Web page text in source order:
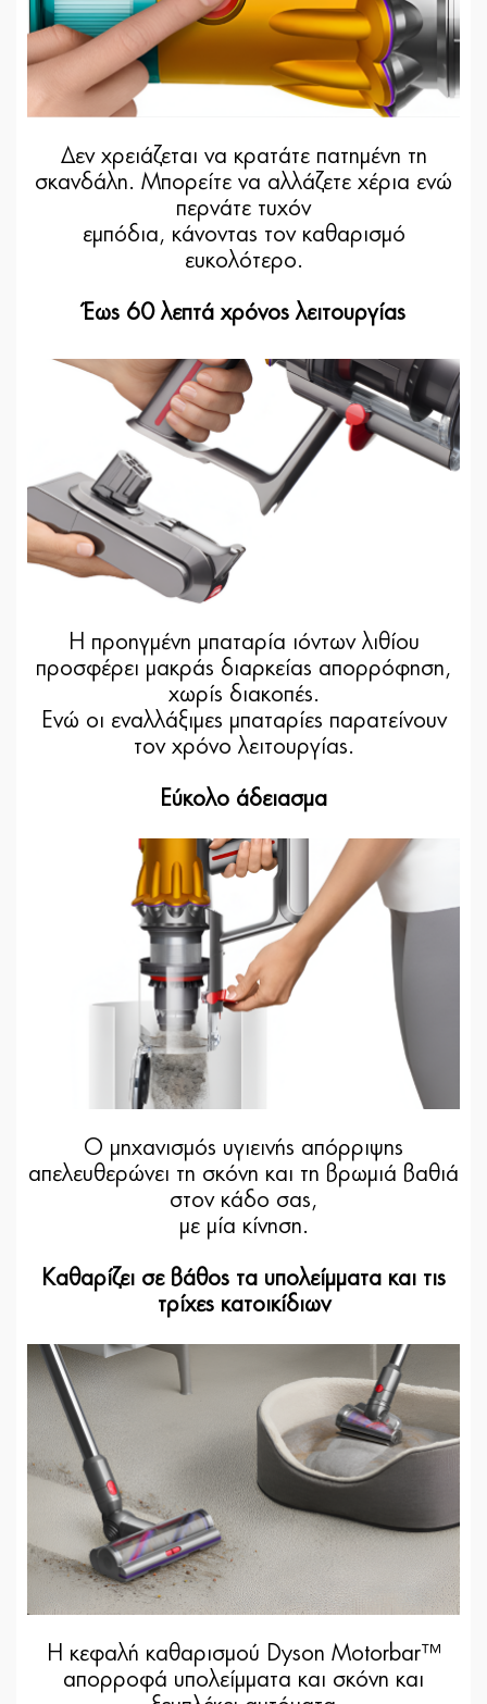
Δεν χρειάζεται να κρατάτε πατημένη τη
σκανδάλη. Μπορείτε να αλλάζετε χέρια ενώ
περνάτε τυχόν
εμπόδια, κάνοντας τον καθαρισμό
ευκολότερο.
Έως 60 λεπτά χρόνος λειτουργίας
Η προηγμένη μπαταρία ιόντων λιθίου
προσφέρει μακράς διαρκείας απορρόφηση,
χωρίς διακοπές.
Ενώ οι εναλλάξιμες μπαταρίες παρατείνουν
τον χρόνο λειτουργίας.
Εύκολο άδειασμα
Ο μηχανισμός υγιεινής απόρριψης
απελευθερώνει τη σκόνη και τη βρωμιά βαθιά
στον κάδο σας,
με μία κίνηση.
Καθαρίζει σε βάθος τα υπολείμματα και τις
τρίχες κατοικίδιων
Η κεφαλή καθαρισμού Dyson Motorbar™
απορροφά υπολείμματα και σκόνη και